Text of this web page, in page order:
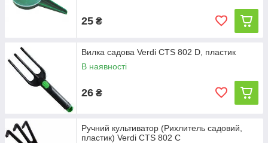
25 ₴
Вилка садова Verdi CTS 802 D, пластик
В наявності
26 ₴
Ручний культиватор (Рихлитель садовий,
пластик) Verdi CTS 802 C